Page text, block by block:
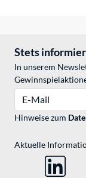
Stets
In unserem
Hinweise zum
Aktuelle